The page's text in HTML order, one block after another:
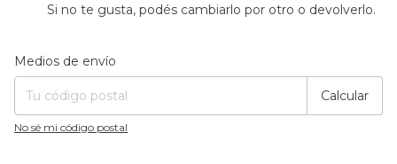
Si no te gusta, podés cambiarlo por otro o devolverlo.
Entregas para el CP:
Medios de envío
Calcular
No sé mi código postal